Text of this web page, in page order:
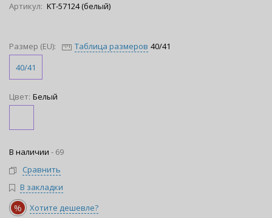
Артикул: KT-57124 (белый)
Размер (EU): Таблица размеров 40/41
40/41
Цвет: Белый
В наличии - 69
Сравнить
В закладки
% Хотите дешевле?